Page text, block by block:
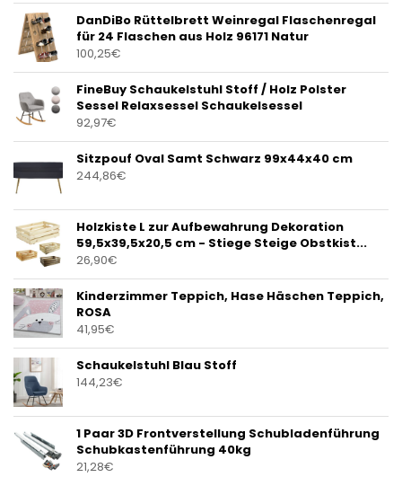
DanDiBo Rüttelbrett Weinregal Flaschenregal
für 24 Flaschen aus Holz 96171 Natur
100,25€
FineBuy Schaukelstuhl Stoff / Holz Polster
Sessel Relaxsessel Schaukelsessel
92,97€
Sitzpouf Oval Samt Schwarz 99x44x40 cm
244,86€
Holzkiste L zur Aufbewahrung Dekoration
59,5x39,5x20,5 cm - Stiege Steige Obstkist...
26,90€
Kinderzimmer Teppich, Hase Häschen Teppich,
ROSA
41,95€
Schaukelstuhl Blau Stoff
144,23€
1 Paar 3D Frontverstellung Schubladenführung
Schubkastenführung 40kg
21,28€